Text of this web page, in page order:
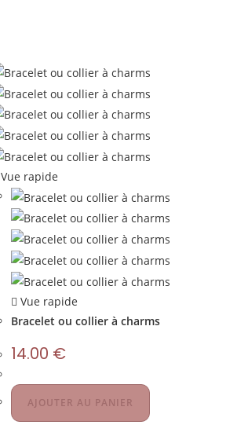
Vue rapide
Vue rapide
Bracelet ou collier à charms
14.00 €
AJOUTER AU PANIER